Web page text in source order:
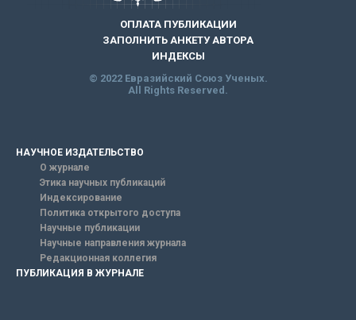
ОПЛАТА ПУБЛИКАЦИИ
ЗАПОЛНИТЬ АНКЕТУ АВТОРА
ИНДЕКСЫ
© 2022 Евразийский Союз Ученых.
All Rights Reserved.
НАУЧНОЕ ИЗДАТЕЛЬСТВО
О журнале
Этика научных публикаций
Индексирование
Политика открытого доступа
Научные публикации
Научные направления журнала
Редакционная коллегия
ПУБЛИКАЦИЯ В ЖУРНАЛЕ